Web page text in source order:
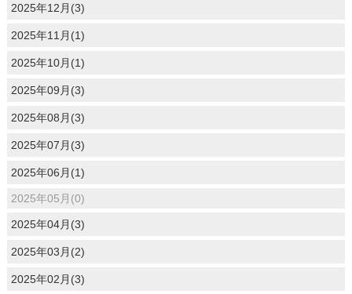
2025年12月(3)
2025年11月(1)
2025年10月(1)
2025年09月(3)
2025年08月(3)
2025年07月(3)
2025年06月(1)
2025年05月(0)
2025年04月(3)
2025年03月(2)
2025年02月(3)